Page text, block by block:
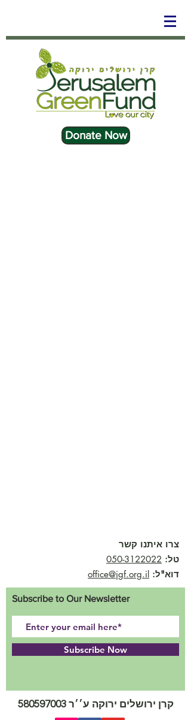
Donate Now
צרו איתנו קשר
טל: 050-3122022
דוא"ל: office@jgf.org.il
Subscribe to Our Newsletter
Subscribe Now
קרן ירושלים ירוקה ע׳׳ר580597003